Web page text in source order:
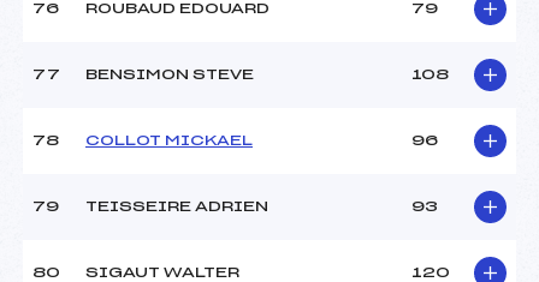
76 ROUBAUD EDOUARD 79
77 BENSIMON STEVE 108
78 COLLOT MICKAEL 96
79 TEISSEIRE ADRIEN 93
80 SIGAUT WALTER 120